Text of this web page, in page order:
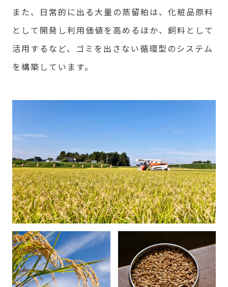
また、日常的に出る大量の蒸留粕は、化粧品原料
として開発し利用価値を高めるほか、飼料として
活用するなど、ゴミを出さない循環型のシステム
を構築しています。